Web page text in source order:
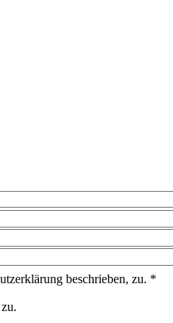
beschrieben, zu. *